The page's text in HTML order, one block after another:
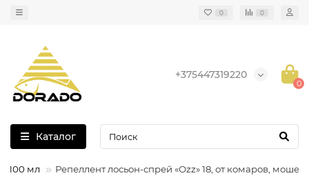
0 0
+375447319220
0
Каталог
100 мл Репеллент лосьон-спрей «Ozz» 18, от ко­ма­ров,